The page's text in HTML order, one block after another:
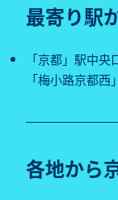
最寄り駅
「京都」駅中
「梅小路京都
各地から